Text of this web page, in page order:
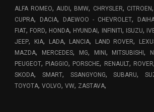
ALFA ROMEO,AUDI, BMW, CHRYSLER, CITROEN,
CUPRA, DACIA, DAEWOO - CHEVROLET,
FIAT, FORD, HONDA, HYUNDAI, INFINITI , ISUZU,
JEEP, KIA, LADA, LANCIA, LAND ROVER,
MAZDA, MERCEDES, MG, MINI , MITSUBISHI,
PEUGEOT, PIAGGIO, PORSCHE, RENAULT, ROVER,
SKODA, SMART, SSANGYONG,SUBARU,
TOYOTA,VOLVO,VW, ZASTAVA,